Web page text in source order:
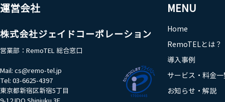
運営会社
株式会社ジェイドコーポレーション
営業部：RemoTEL 総合窓口​
Mail: cs@remo-tel.jp
Tel: 03-6625-4397
東京都新宿区新宿5丁目
MENU
Home
RemoTELとは？
導入事例
サービス・料金
お知らせ・解説